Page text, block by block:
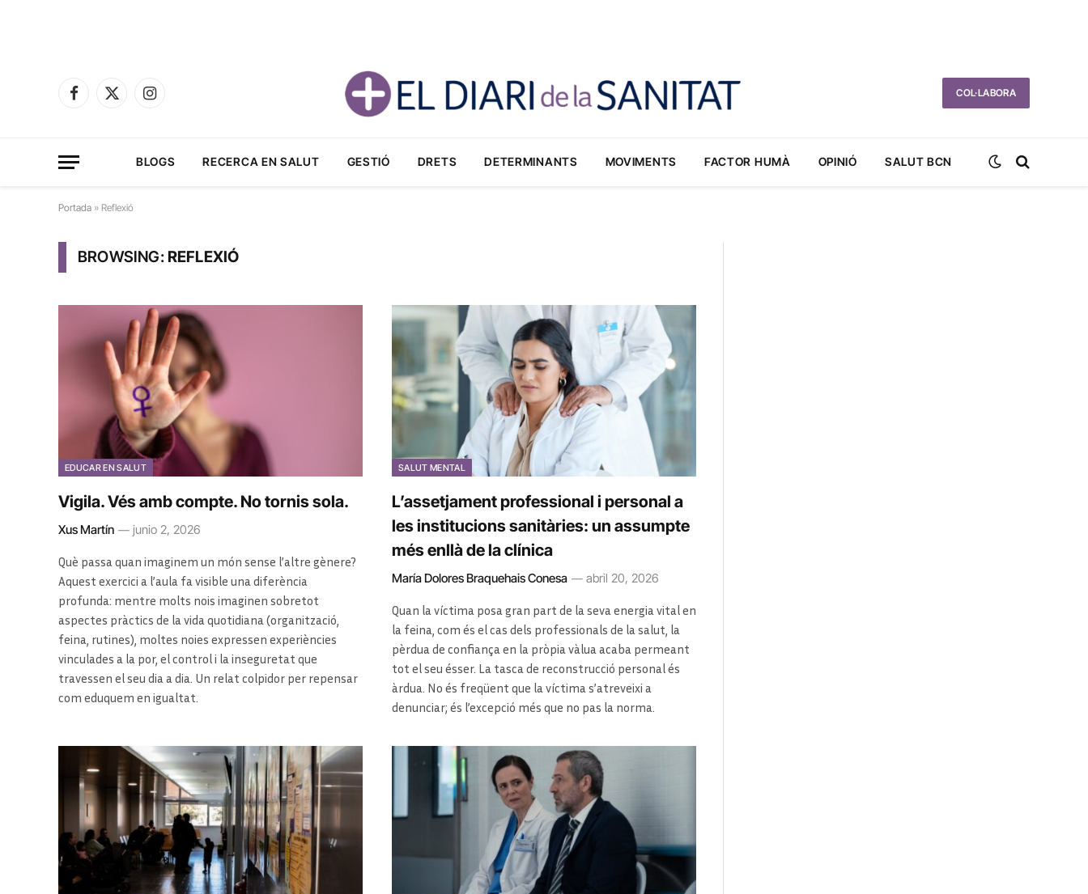
Facebook
X
Instagram
COL·LABORA
BLOGS RECERCA EN SALUT GESTIÓ DRETS DETERMINANTS MOVIMENTS FACTOR HUMÀ OPINIÓ SALUT BCN
Portada » Reflexió
BROWSING:REFLEXIÓ
EDUCAR EN SALUT
Vigila. Vés amb compte. No tornis sola.
Xus Martín junio 2, 2026
Què passa quan imaginem un món sense l’altre gènere?
Aquest exercici a l’aula fa visible una diferència
profunda: mentre molts nois imaginen sobretot
aspectes pràctics de la vida quotidiana (organització,
feina, rutines), moltes noies expressen experiències
vinculades a la por, el control i la inseguretat que
travessen el seu dia a dia. Un relat colpidor per repensar
com eduquem en igualtat.
SALUT MENTAL
L’assetjament professional i personal a
les institucions sanitàries: un assumpte
més enllà de la clínica
María Dolores Braquehais Conesa abril 20, 2026
Quan la víctima posa gran part de la seva energia vital en
la feina, com és el cas dels professionals de la salut, la
pèrdua de confiança en la pròpia vàlua acaba permeant
tot el seu ésser. La tasca de reconstrucció personal és
àrdua. No és freqüent que la víctima s’atreveixi a
denunciar; és l’excepció més que no pas la norma.